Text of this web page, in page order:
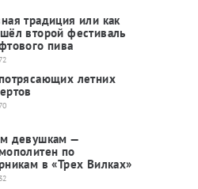
традиция или как
второй фестиваль
пива
летних
девушкам —
по
в «Трех Вилках»